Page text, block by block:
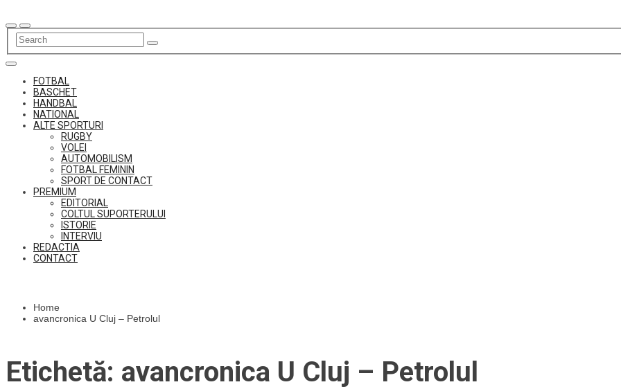
to
content
FOTBAL
BASCHET
HANDBAL
NATIONAL
ALTE SPORTURI
RUGBY
VOLEI
AUTOMOBILISM
FOTBAL FEMININ
SPORT DE CONTACT
PREMIUM
EDITORIAL
COLTUL SUPORTERULUI
ISTORIE
INTERVIU
REDACTIA
CONTACT
Home
avancronica U Cluj – Petrolul
Etichetă: avancronica U Cluj – Petrolul